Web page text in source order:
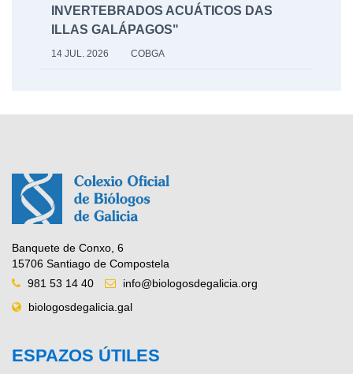
INVERTEBRADOS ACUÁTICOS DAS
ILLAS GALÁPAGOS"
14 JUL. 2026 COBGA
Banquete de Conxo, 6
15706 Santiago de Compostela
981 53 14 40
info@biologosdegalicia.org
biologosdegalicia.gal
ESPAZOS ÚTILES